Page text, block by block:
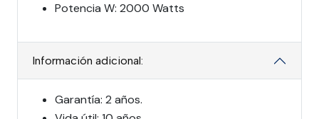
Potencia W: 2000 Watts
Información adicional:
Garantía: 2 años.